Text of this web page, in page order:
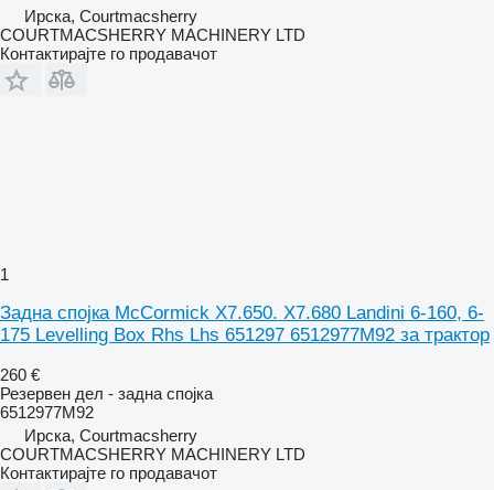
Ирска, Courtmacsherry
COURTMACSHERRY MACHINERY LTD
Контактирајте го продавачот
1
Задна спојка McCormick X7.650. X7.680 Landini 6-160, 6-
175 Levelling Box Rhs Lhs 651297 6512977M92 за трактор
260 €
Резервен дел - задна спојка
6512977M92
Ирска, Courtmacsherry
COURTMACSHERRY MACHINERY LTD
Контактирајте го продавачот